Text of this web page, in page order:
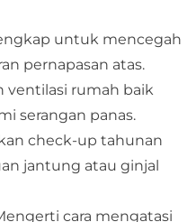
untuk mencegah
pernapasan atas.
ventilasi rumah baik
serangan panas.
check-up tahunan
jantung atau ginjal
cara mengatasi